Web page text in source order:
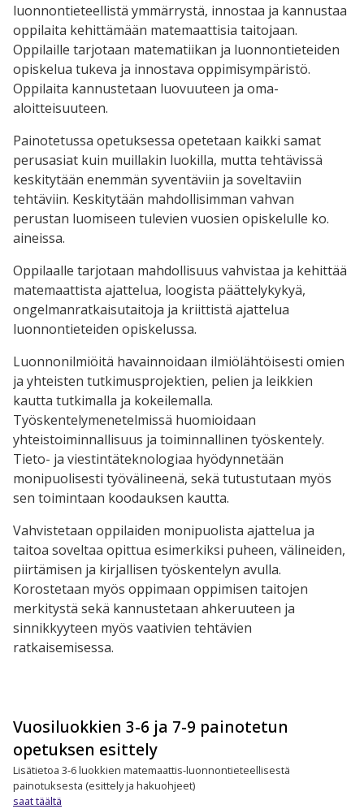
luonnontieteellistä ymmärrystä, innostaa ja kannustaa
oppilaita kehittämään matemaattisia taitojaan.
Oppilaille tarjotaan matematiikan ja luonnontieteiden
opiskelua tukeva ja innostava oppimisympäristö.
Oppilaita kannustetaan luovuuteen ja oma-
aloitteisuuteen.
Painotetussa opetuksessa opetetaan kaikki samat
perusasiat kuin muillakin luokilla, mutta tehtävissä
keskitytään enemmän syventäviin ja soveltaviin
tehtäviin. Keskitytään mahdollisimman vahvan
perustan luomiseen tulevien vuosien opiskelulle ko.
aineissa.
Oppilaalle tarjotaan mahdollisuus vahvistaa ja kehittää
matemaattista ajattelua, loogista päättelykykyä,
ongelmanratkaisutaitoja ja kriittistä ajattelua
luonnontieteiden opiskelussa.
Luonnonilmiöitä havainnoidaan ilmiölähtöisesti omien
ja yhteisten tutkimusprojektien, pelien ja leikkien
kautta tutkimalla ja kokeilemalla.
Työskentelymenetelmissä huomioidaan
yhteistoiminnallisuus ja toiminnallinen työskentely.
Tieto- ja viestintäteknologiaa hyödynnetään
monipuolisesti työvälineenä, sekä tutustutaan myös
sen toimintaan koodauksen kautta.
Vahvistetaan oppilaiden monipuolista ajattelua ja
taitoa soveltaa opittua esimerkiksi puheen, välineiden,
piirtämisen ja kirjallisen työskentelyn avulla.
Korostetaan myös oppimaan oppimisen taitojen
merkitystä sekä kannustetaan ahkeruuteen ja
sinnikkyyteen myös vaativien tehtävien
ratkaisemisessa.
Vuosiluokkien 3-6 ja 7-9 painotetun
opetuksen esittely
Lisätietoa 3-6 luokkien matemaattis-luonnontieteellisestä
painotuksesta (esittely ja hakuohjeet)
saat täältä